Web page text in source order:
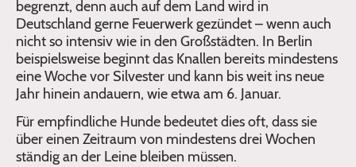
begrenzt, denn auch auf dem Land wird in
Deutschland gerne Feuerwerk gezündet – wenn auch
nicht so intensiv wie in den Großstädten. In Berlin
beispielsweise beginnt das Knallen bereits mindestens
eine Woche vor Silvester und kann bis weit ins neue
Jahr hinein andauern, wie etwa am 6. Januar.
Für empfindliche Hunde bedeutet dies oft, dass sie
über einen Zeitraum von mindestens drei Wochen
ständig an der Leine bleiben müssen.